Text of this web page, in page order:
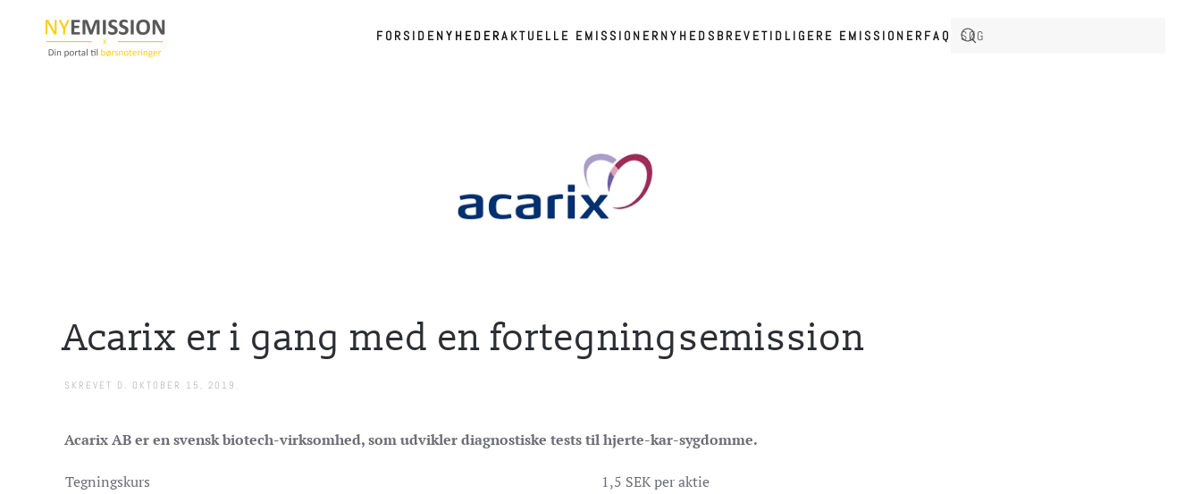
Gå til hovedindhold FORSIDENYHEDERAKTUELLE EMISSIONERNYHEDSBREVETIDLIGERE EMISSIONERFAQ
Acarix er i gang med en fortegningsemission
SKREVET D. OKTOBER 15, 2019
Acarix AB er en svensk biotech-virksomhed, som udvikler diagnostiske tests til hjerte-kar-sygdomme.
Tegningskurs
1,5 SEK per aktie